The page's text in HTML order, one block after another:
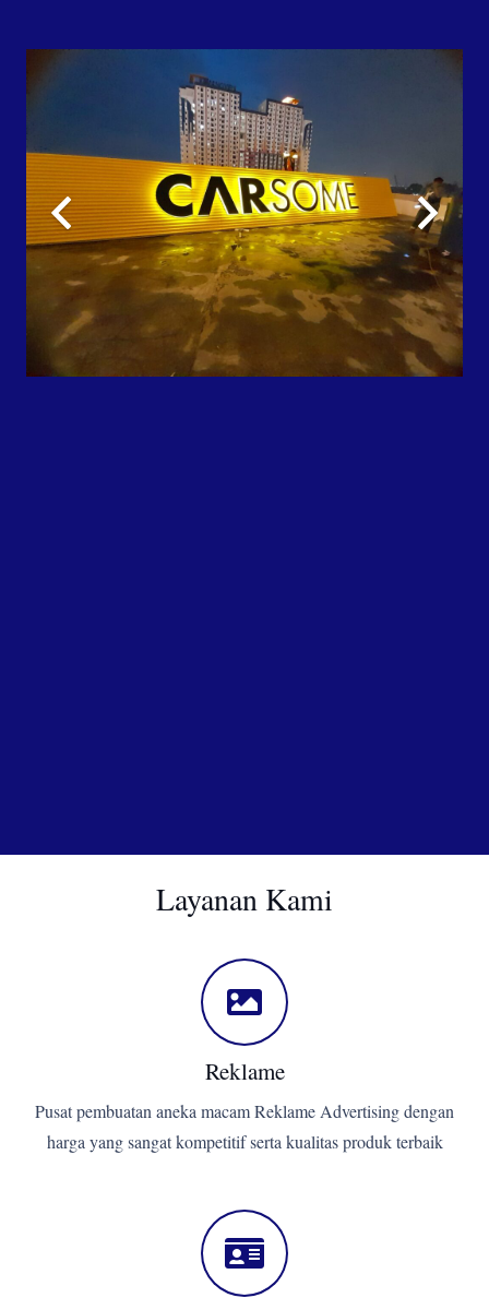
Layanan Kami
Reklame
Pusat pembuatan aneka macam Reklame Advertising dengan
harga yang sangat kompetitif serta kualitas produk terbaik